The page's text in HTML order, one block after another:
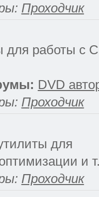
Проходчик
для работы с
DVD
Проходчик
для
и
Проходчик